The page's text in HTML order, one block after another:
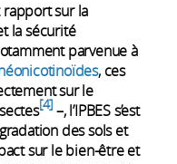
sur la
la sécurité
parvenue à
, ces
sur le
4 –, l’IPBES s’est
des sols et
sur le bien-être et